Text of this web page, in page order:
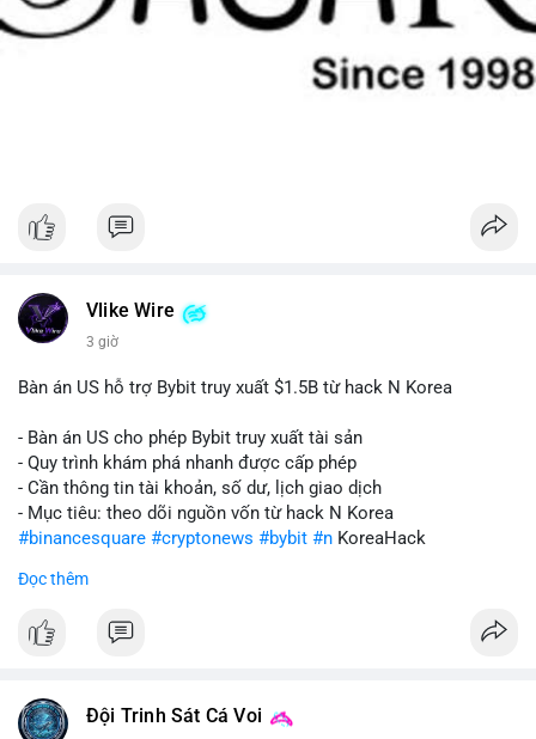
Vlike Wire
3 giờ
Bàn án US hỗ trợ Bybit truy xuất $1.5B từ hack N Korea
- Bàn án US cho phép Bybit truy xuất tài sản
- Quy trình khám phá nhanh được cấp phép
- Cần thông tin tài khoản, số dư, lịch giao dịch
- Mục tiêu: theo dõi nguồn vốn từ hack N Korea
#binancesquare #cryptonews #bybit #n KoreaHack
$btc $eth
#vlikevn #titanbot
Đọc thêm
Đội Trinh Sát Cá Voi